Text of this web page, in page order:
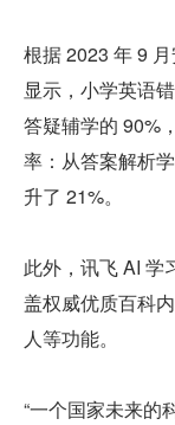
根据 2023 年 9
显示，小学英语
答疑辅学的 90%
率：从答案解析
升了 21%。
此外，讯飞 AI 学
盖权威优质百科
人等功能。
“一个国家未来的